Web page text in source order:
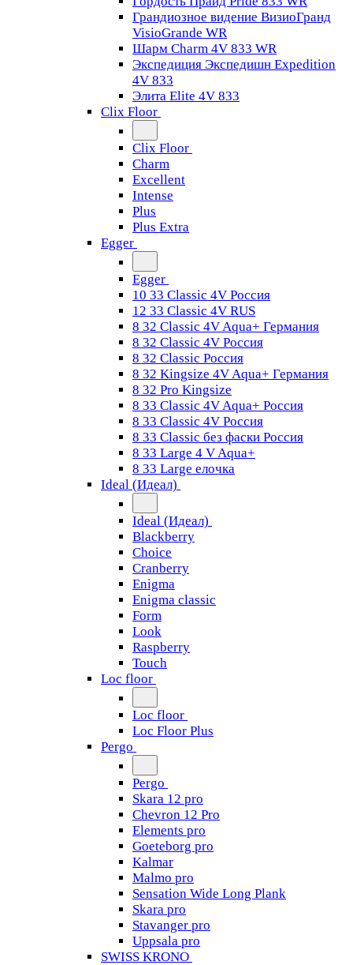
Грандиозное видение ВизиоГранд
VisioGrande WR
Шарм Charm 4V 833 WR
Экспедиция Экспедишн Expedition
4V 833
Элита Elite 4V 833
Clix Floor
Clix Floor
Charm
Excellent
Intense
Plus
Plus Extra
Egger
Egger
10 33 Classic 4V Россия
12 33 Classic 4V RUS
8 32 Classic 4V Aqua+ Германия
8 32 Classic 4V Россия
8 32 Classic Россия
8 32 Kingsize 4V Aqua+ Германия
8 32 Pro Kingsize
8 33 Classic 4V Aqua+ Россия
8 33 Classic 4V Россия
8 33 Classic без фаски Россия
8 33 Large 4 V Aqua+
8 33 Large елочка
Ideal (Идеал)
Ideal (Идеал)
Blackberry
Choice
Cranberry
Enigma
Enigma classic
Form
Look
Raspberry
Touch
Loc floor
Loc floor
Loc Floor Plus
Pergo
Pergo
Skara 12 pro
Chevron 12 Pro
Elements pro
Goeteborg pro
Kalmar
Malmo pro
Sensation Wide Long Plank
Skara pro
Stavanger pro
Uppsala pro
SWISS KRONO